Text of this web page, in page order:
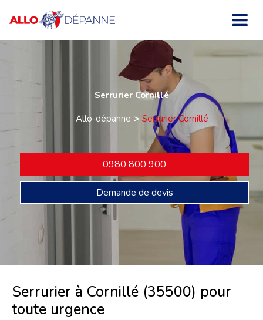
Serrurier Cornillé
Allo-dépanne
Serrurier Cornillé
0980 800 900
Demande de devis
Serrurier à Cornillé (35500) pour
toute urgence